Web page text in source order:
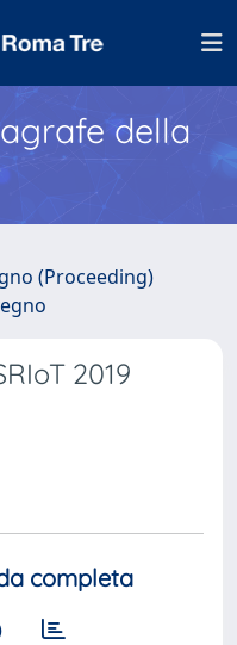
della
(Proceeding)
2019
completa